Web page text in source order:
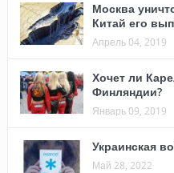
Москва
Китай его
Апрель 04, 2019
Хочет ли
Финляндии?
Январь 09, 2019
Украинская
Май 28, 2022